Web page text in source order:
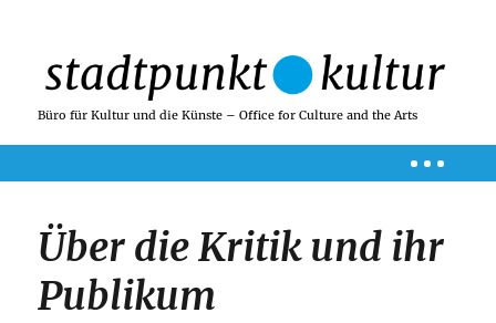
Büro für Kultur und die Künste – Office for Culture and the Arts
Über die Kritik und ihr
Publikum